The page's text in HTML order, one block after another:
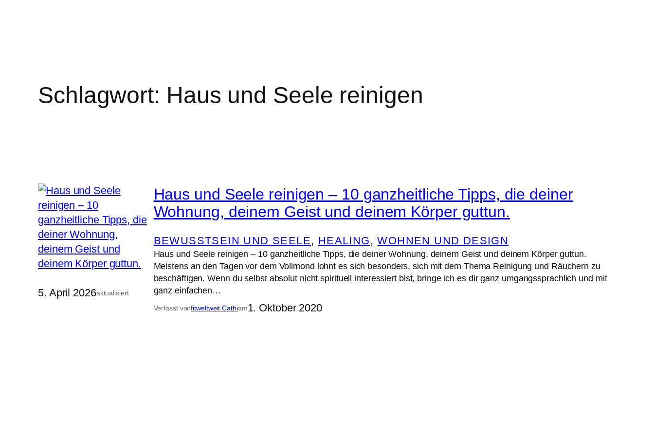
Schlagwort: Haus und Seele reinigen
5. April 2026aktualisiert
Haus und Seele reinigen – 10 ganzheitliche Tipps, die deiner
Wohnung, deinem Geist und deinem Körper guttun.
BEWUSSTSEIN UND SEELE, HEALING , WOHNEN UND DESIGN
Haus und Seele reinigen – 10 ganzheitliche Tipps, die deiner Wohnung, deinem Geist und deinem Körper guttun.
Meistens an den Tagen vor dem Vollmond lohnt es sich besonders, sich mit dem Thema Reinigung und Räuchern zu
beschäftigen. Wenn du selbst absolut nicht spirituell interessiert bist, bringe ich es dir ganz umgangssprachlich und mit
ganz einfachen…
Verfasst vonfitweltweit Cathiam1. Oktober 2020